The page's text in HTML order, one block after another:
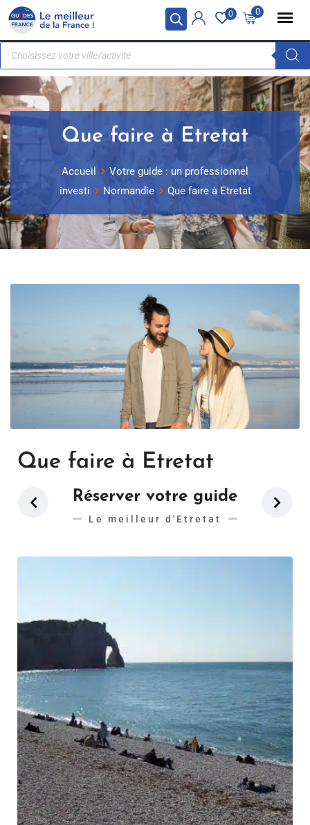
Panneau de gestion des cookies 0
0
Que faire à Etretat
Accueil
Votre guide : un professionnel
investi
Normandie Que faire à Etretat
Que faire à Etretat
Réserver votre guide
Le meilleur d'Etretat